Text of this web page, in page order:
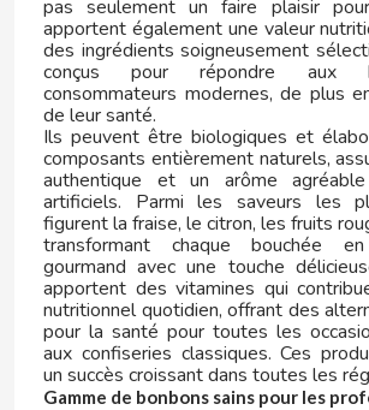
CIGALA
CLIPPER
CLIX
COCACOLA
CODAN
COLA CAO
pas seulement un faire plaisir
apportent également une valeur
des ingrédients soigneusement
conçus pour répondre aux
consommateurs modernes, de plus
de leur santé.
Ils peuvent être biologiques et
composants entièrement naturels,
authentique et un arôme
artificiels. Parmi les saveurs les
figurent la fraise, le citron, les fruits
transformant chaque bouchée
gourmand avec une touche
apportent des vitamines qui
nutritionnel quotidien, offrant des
pour la santé pour toutes les
aux confiseries classiques. Ces
un succès croissant dans toutes les
Gamme de bonbons sains pour les